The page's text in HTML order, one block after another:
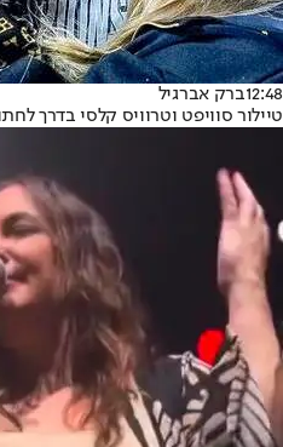
12:48ברק אברגיל
טיילור סוויפט וטרוויס קלסי בדרך